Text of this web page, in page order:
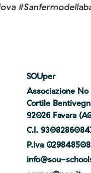
SOUper
Associazione
Cortile
92026 Favara
C.I.
P.Iva
info@sou-